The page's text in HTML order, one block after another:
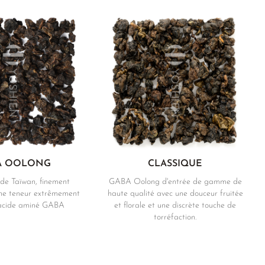
OOLONG
Taïwan, finement
teneur extrêmement
aminé GABA
CLASSIQUE
GABA Oolong d'entrée de gamme de
haute qualité avec une douceur fruitée
et florale et une discrète touche de
torréfaction.